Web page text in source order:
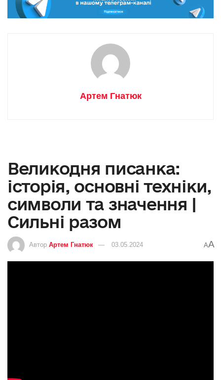
Артем Гнатюк
Великодня писанка:
історія, основні техніки,
символи та значення |
Сильні разом
Автор Артем Гнатюк 03.05.2024 AA